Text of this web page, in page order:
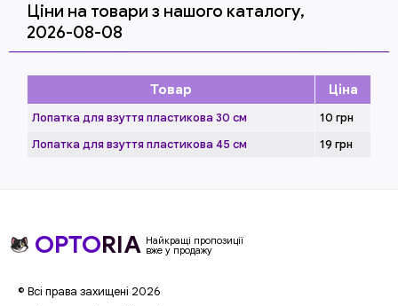
Ціни на товари з нашого каталогу,
2026-08-08
Товар Ціна
Лопатка для взуття пластикова 30 см 10 грн
Лопатка для взуття пластикова 45 см
19 грн
OPTORIA Найкращі пропозиції
вже у продажу
© Всі права захищені 2026